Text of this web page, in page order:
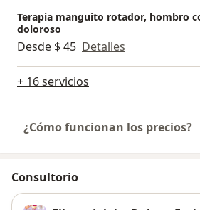
Terapia manguito rotador, hombro
doloroso
Desde $ 45 Detalles
+ 16 servicios
¿Cómo funcionan los precios?
Consultorio